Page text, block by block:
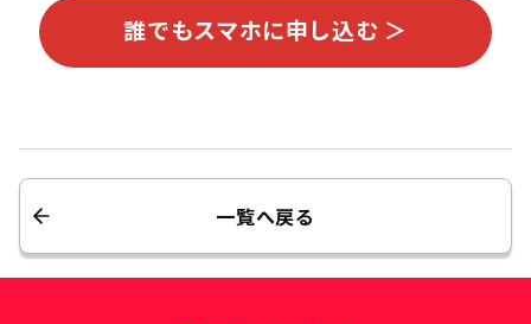
誰でもスマホに申し込む ＞
一覧へ戻る